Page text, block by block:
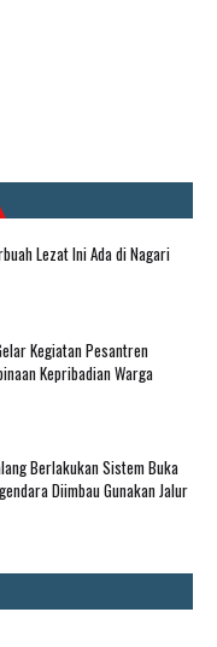
Lezat Ini Ada di Nagari
Kegiatan Pesantren
Kepribadian Warga
Berlakukan Sistem Buka
Diimbau Gunakan Jalur